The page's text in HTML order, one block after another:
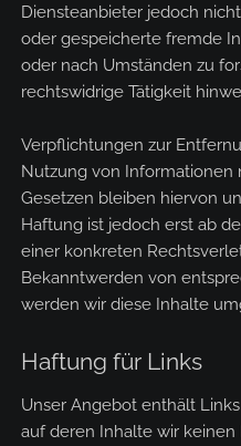
Diensteanbieter jedoch
oder gespeicherte fremde
oder nach Umständen zu
rechtswidrige Tätigkeit
Verpflichtungen zur
Nutzung von Informationen
Gesetzen bleiben hiervon
Haftung ist jedoch erst ab
einer konkreten
Bekanntwerden von
werden wir diese Inhalte
Haftung für Links
Unser Angebot enthält
auf deren Inhalte wir keinen